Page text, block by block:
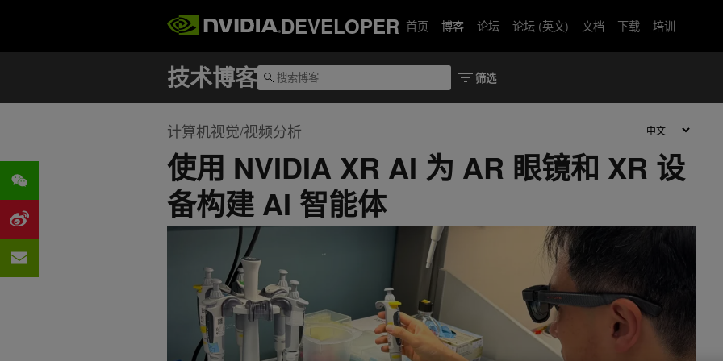
DEVELOPER 首页 博客 论坛 论坛 (英文) 文档 下载 培训
计算机视觉/视频分析
使用 NVIDIA XR AI 为 AR 眼镜和 XR 设
备构建 AI 智能体